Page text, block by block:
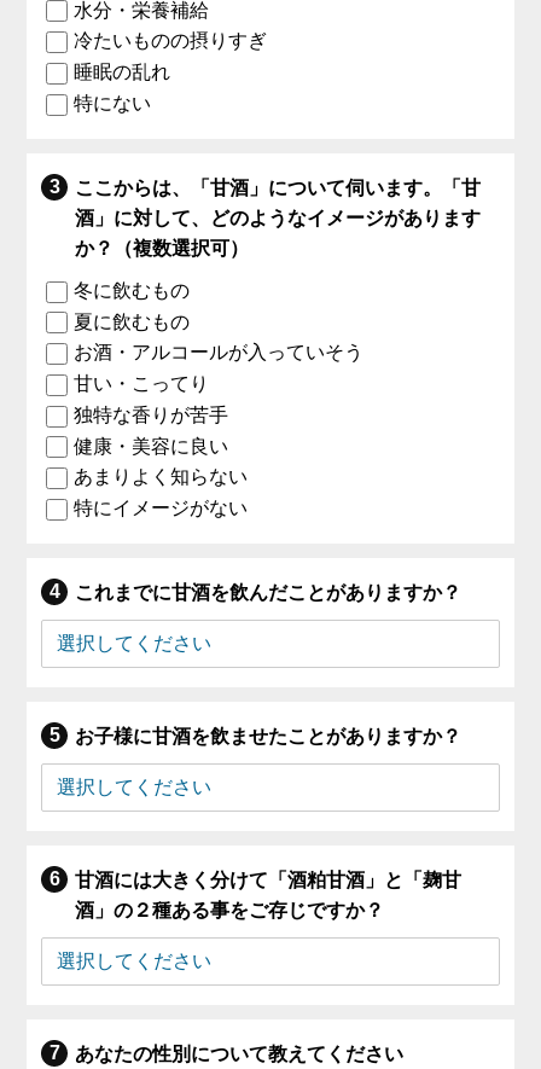
水分・栄養補給
冷たいものの摂りすぎ
睡眠の乱れ
特にない
ここからは、「甘酒」について伺います。「甘
酒」に対して、どのようなイメージがあります
か？（複数選択可）
冬に飲むもの
夏に飲むもの
お酒・アルコールが入っていそう
甘い・こってり
独特な香りが苦手
健康・美容に良い
あまりよく知らない
特にイメージがない
これまでに甘酒を飲んだことがありますか？
お子様に甘酒を飲ませたことがありますか？
甘酒には大きく分けて「酒粕甘酒」と「麹甘
酒」の２種ある事をご存じですか？
あなたの性別について教えてください